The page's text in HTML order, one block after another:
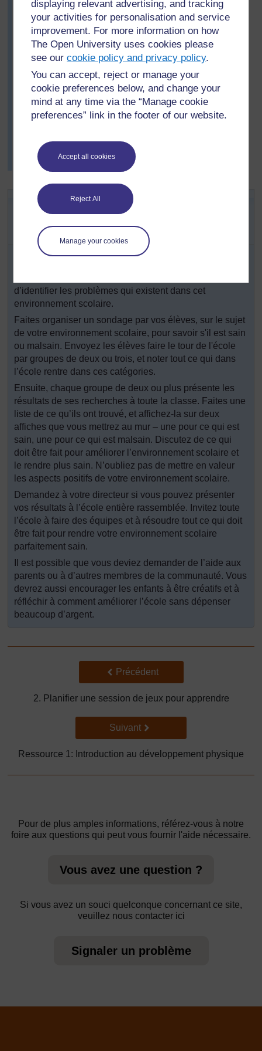
displaying relevant advertising, and tracking
your activities for personalisation and service
improvement. For more information on how
The Open University uses cookies please
see ourcookie policy and privacy policy.
You can accept, reject or manage your
cookie preferences below, and change your
mind at any time via the “Manage cookie
preferences” link in the footer of our website.
Accept all cookies
Reject All
Manage your cookies
Ils se sont ensuite occupés de savoir qui devrait aider à
mener les activités de la journée : l’association des
parents d’élèves, le comité de gestion de l’école, les
enseignants et quelques élèves plus âgés. Ils ont
décidé de : qui ferait les annonces, qui enregistrerait les
résultats, qui donnerait les prix et ainsi de suite.
Ils ont ainsi préparé un projet complet pour la première
journée sportive. La préparation a duré deux ou trois
semaines, elle a donc été bien organisée et ce fut un
franc succès.
pour la promotion de la santé
d'idées.
Activité clé : Résolution de
problèmes pour un environnement
scolaire plus hygiénique
Tout d’abord, discutez de l’image présentée dans la
d’identifier les problèmes qui existent dans cet
environnement scolaire.
Faites organiser un sondage par vos élèves, sur le sujet
de votre environnement scolaire, pour savoir s'il est sain
ou malsain. Envoyez les élèves faire le tour de l'école
par groupes de deux ou trois, et noter tout ce qui dans
l’école rentre dans ces catégories.
Ensuite, chaque groupe de deux ou plus présente les
résultats de ses recherches à toute la classe. Faites une
liste de ce qu’ils ont trouvé, et affichez-la sur deux
affiches que vous mettrez au mur – une pour ce qui est
sain, une pour ce qui est malsain. Discutez de ce qui
doit être fait pour améliorer l’environnement scolaire et
le rendre plus sain. N’oubliez pas de mettre en valeur
les aspects positifs de votre environnement scolaire.
Demandez à votre directeur si vous pouvez présenter
vos résultats à l’école entière rassemblée. Invitez toute
l’école à faire des équipes et à résoudre tout ce qui doit
être fait pour rendre votre environnement scolaire
parfaitement sain.
Il est possible que vous deviez demander de l’aide aux
parents ou à d’autres membres de la communauté. Vous
devrez aussi encourager les enfants à être créatifs et à
réfléchir à comment améliorer l’école sans dépenser
beaucoup d’argent.
Précédent
Précédent
2. Planifier une session de jeux pour apprendre
Suivant
Suivant
Ressource 1: Introduction au développement physique
Pour de plus amples informations, référez-vous à notre
foire aux questions qui peut vous fournir l'aide nécessaire.
Vous avez une question ?
Si vous avez un souci quelconque concernant ce site,
veuillez nous contacter ici
Signaler un problème